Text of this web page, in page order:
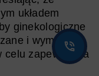
układem
ginekologiczne
i wymagają
celu zapewnienia